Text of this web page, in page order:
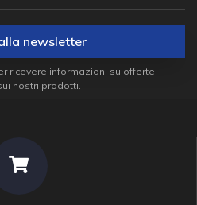
newsletter
ricevere informazioni su offerte,
nostri prodotti.